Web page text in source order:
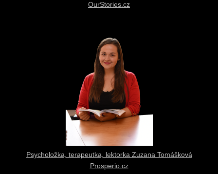
OurStories.cz
Psycholožka, terapeutka, lektorka Zuzana Tomášková
Prosperio.cz